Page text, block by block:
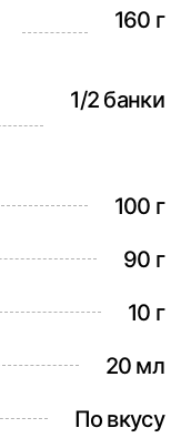
160 г
1/2 банки
100 г
90 г
10 г
20 мл
По вкусу